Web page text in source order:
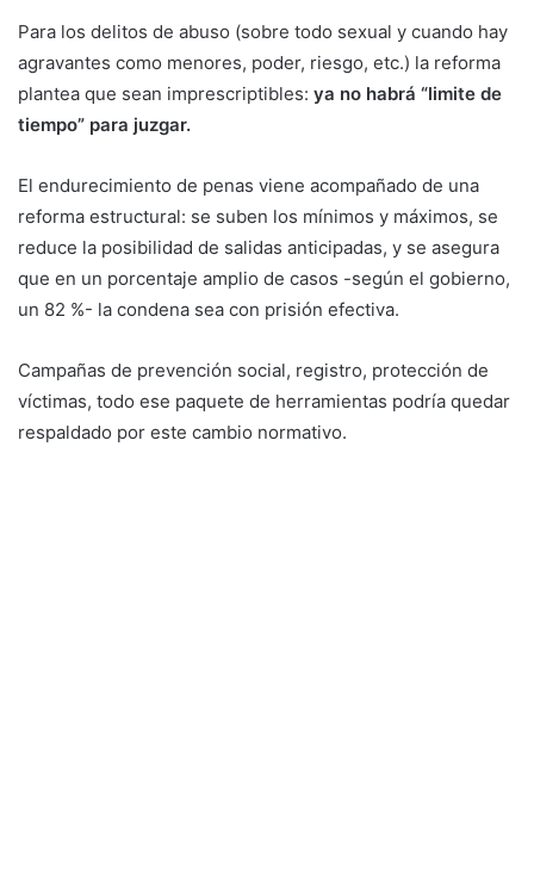
Para los delitos de abuso (sobre todo sexual y cuando hay
agravantes como menores, poder, riesgo, etc.) la reforma
plantea que sean imprescriptibles: ya no habrá “limite de
tiempo” para juzgar.
El endurecimiento de penas viene acompañado de una
reforma estructural: se suben los mínimos y máximos, se
reduce la posibilidad de salidas anticipadas, y se asegura
que en un porcentaje amplio de casos -según el gobierno,
un 82 %- la condena sea con prisión efectiva.
Campañas de prevención social, registro, protección de
víctimas, todo ese paquete de herramientas podría quedar
respaldado por este cambio normativo.